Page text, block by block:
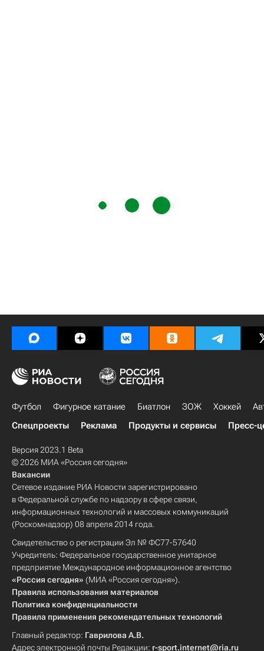
Футбол Фигурное катание Биатлон ЗОЖ Хоккей
Спецпроекты
Реклама Продукты и сервисы Пресс-
Версия 2023.1 Beta
© 2026 МИА «Россия сегодня»
Вакансии
Сетевое издание РИА Новости зарегистрировано
в Федеральной службе по надзору в сфере связи,
информационных технологий и массовых коммуникаций
(Роскомнадзор) 08 апреля 2014 года.
Свидетельство о регистрации Эл № ФС77-57640
Учредитель: Федеральное государственное унитарное
предприятие Международное информационное агентство
«Россия сегодня» (МИА «Россия сегодня»).
Правила использования материалов
Политика конфиденциальности
Правила применения рекомендательных технологий
Главный редактор: Гаврилова А.В.
Адрес электронной почты Редакции: r-sport.internet@ria.ru